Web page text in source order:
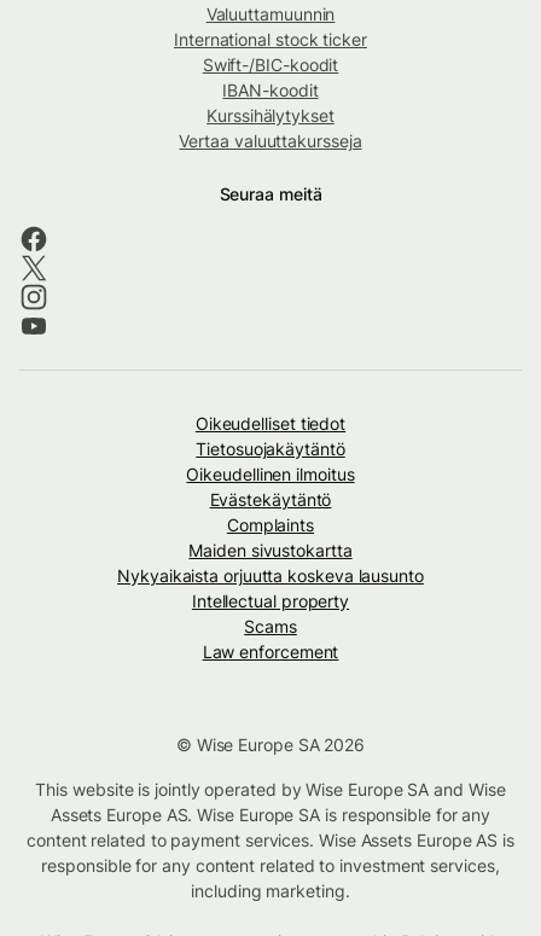
Valuuttamuunnin
International stock ticker
Swift-/BIC-koodit
IBAN-koodit
Kurssihälytykset
Vertaa valuuttakursseja
Seuraa meitä
Oikeudelliset tiedot
Tietosuojakäytäntö
Oikeudellinen ilmoitus
Evästekäytäntö
Complaints
Maiden sivustokartta
Nykyaikaista orjuutta koskeva lausunto
Intellectual property
Scams
Law enforcement
© Wise Europe SA 2026
This website is jointly operated by Wise Europe SA and Wise
Assets Europe AS. Wise Europe SA is responsible for any
content related to payment services. Wise Assets Europe AS is
responsible for any content related to investment services,
including marketing.